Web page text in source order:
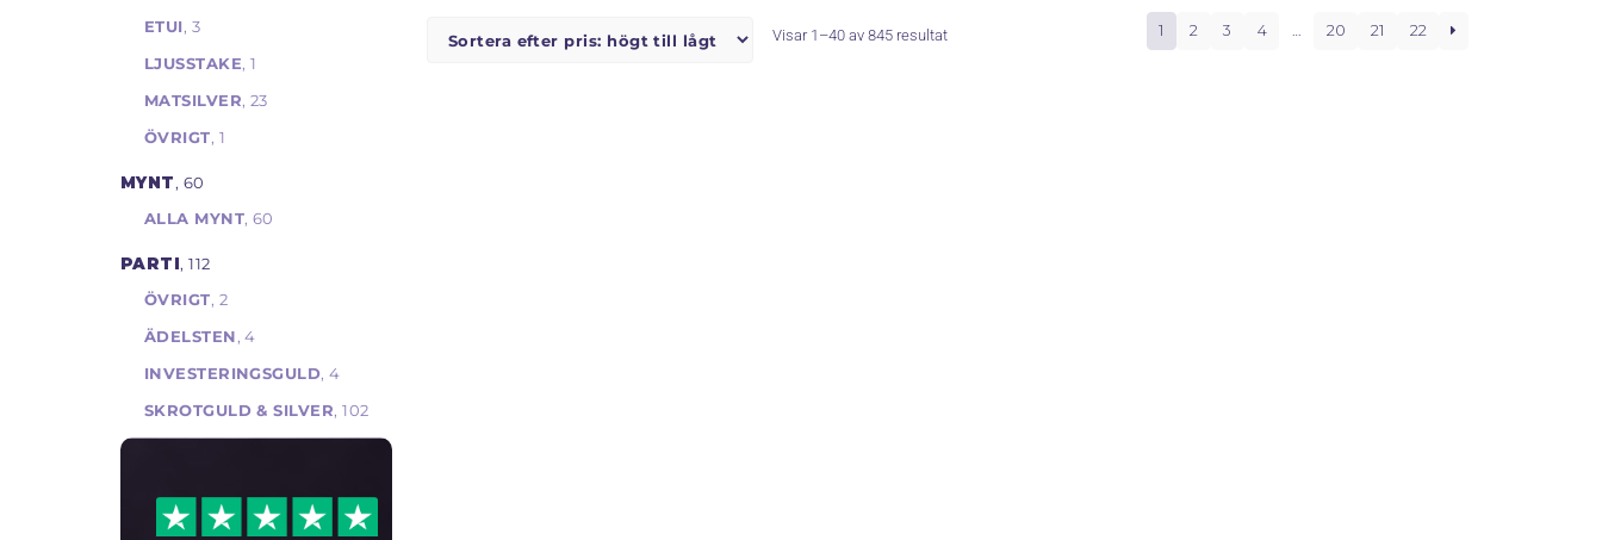
ETUI, 3
LJUSSTAKE, 1
MATSILVER, 23
ÖVRIGT, 1
MYNT, 60
ALLA MYNT, 60
PARTI, 112
ÖVRIGT, 2
ÄDELSTEN , 4
INVESTERINGSGULD, 4
SKROTGULD & SILVER, 102
Visar 1–40 av 845 resultatSorterade
1 2 3 4 … 20 21 22